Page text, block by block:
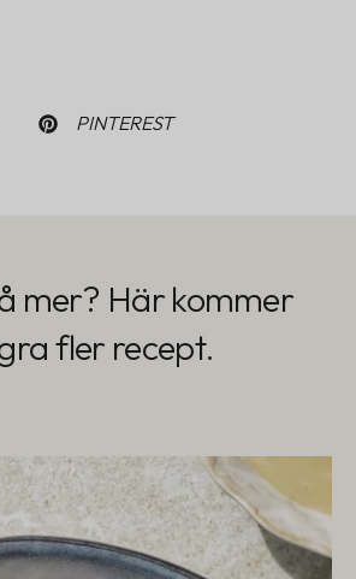
PINTEREST
mer? Här kommer
fler recept.